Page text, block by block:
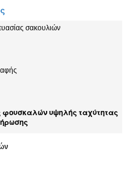
σακουλιών
υψηλής ταχύτητας